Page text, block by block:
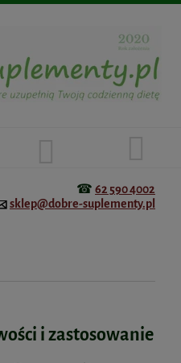
☎ 62 590 4002
sklep@dobre-suplementy.pl
i zastosowanie